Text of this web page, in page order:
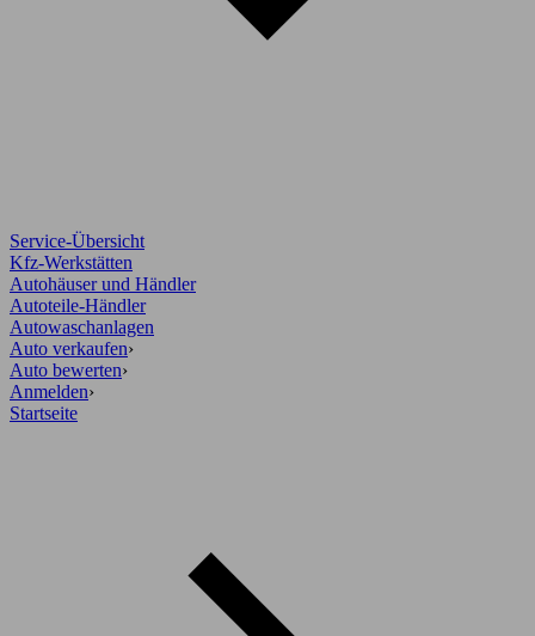
Service-Übersicht
Kfz-Werkstätten
Autohäuser und Händler
Autoteile-Händler
Autowaschanlagen
Auto verkaufen›
Auto bewerten›
Anmelden›
Startseite